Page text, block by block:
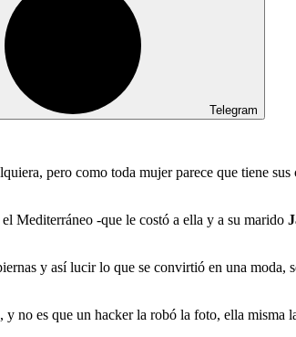
Telegram
pero como toda mujer parece que tiene
Mediterráneo -que le costó a ella y a su marido
y así lucir lo que se convirtió en una moda,
y no es que un hacker la robó la foto, ella misma